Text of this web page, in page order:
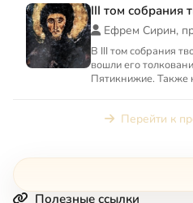
III том собрания
Ефрем Сирин,
В III том собрания
вошли его
Пятикнижие. Также
Перейти к
Полезные ссылки